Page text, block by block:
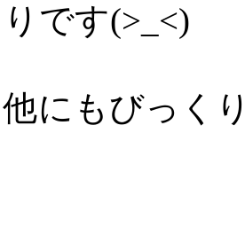
です(>_<)
にもびっく